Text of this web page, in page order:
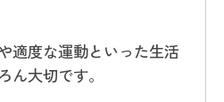
適度な運動といった生活
ん大切です。